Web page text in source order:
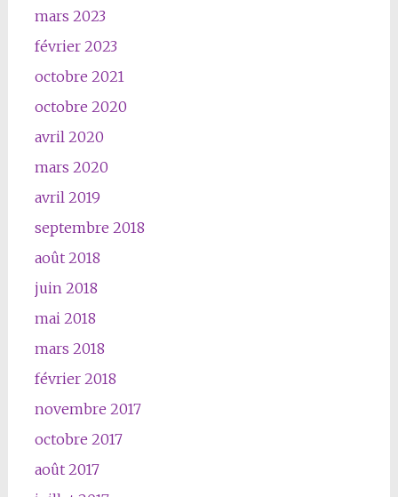
mars 2023
février 2023
octobre 2021
octobre 2020
avril 2020
mars 2020
avril 2019
septembre 2018
août 2018
juin 2018
mai 2018
mars 2018
février 2018
novembre 2017
octobre 2017
août 2017